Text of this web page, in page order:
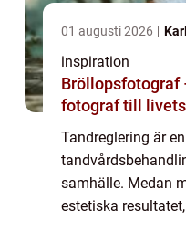
01 augusti 2026
inspiration
Bröllopsfotograf
fotograf till
Tandreglering är
samhälle. Medan
estetiska